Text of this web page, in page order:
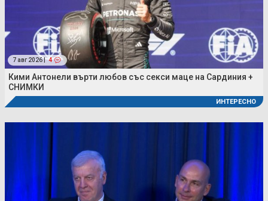
7 авг 2026 | 4
Кими Антонели върти любов със секси маце на Сардиния +
СНИМКИ
ИНТЕРЕСНО